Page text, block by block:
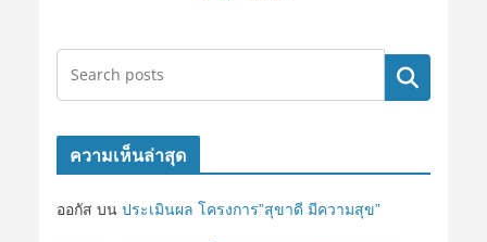
ค้นหา
ความเห็นล่าสุด
ออกัส บน ประเมินผล โครงการ”สุขาดี มีความสุข”